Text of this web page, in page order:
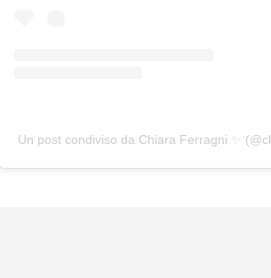
Un post condiviso da Chiara Ferragni ✨